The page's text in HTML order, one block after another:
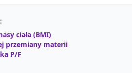
ciała (BMI)
przemiany materii
P/F